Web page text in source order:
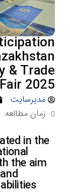
& Trade
Fair 2025
مدیرسایت
زمان مطالعه:
in the
the aim